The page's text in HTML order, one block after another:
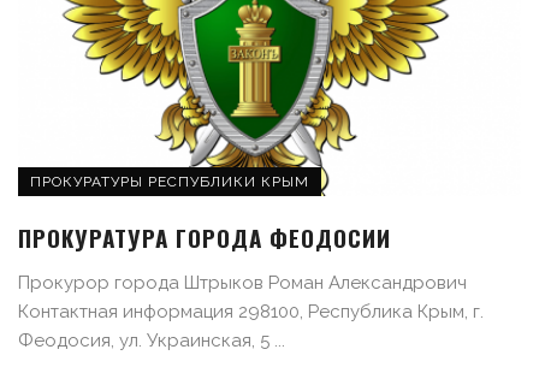
ПРОКУРАТУРЫ РЕСПУБЛИКИ КРЫМ
ПРОКУРАТУРА ГОРОДА ФЕОДОСИИ
Прокурор города Штрыков Роман Александрович
Контактная информация 298100, Республика Крым, г.
Феодосия, ул. Украинская, 5 ...